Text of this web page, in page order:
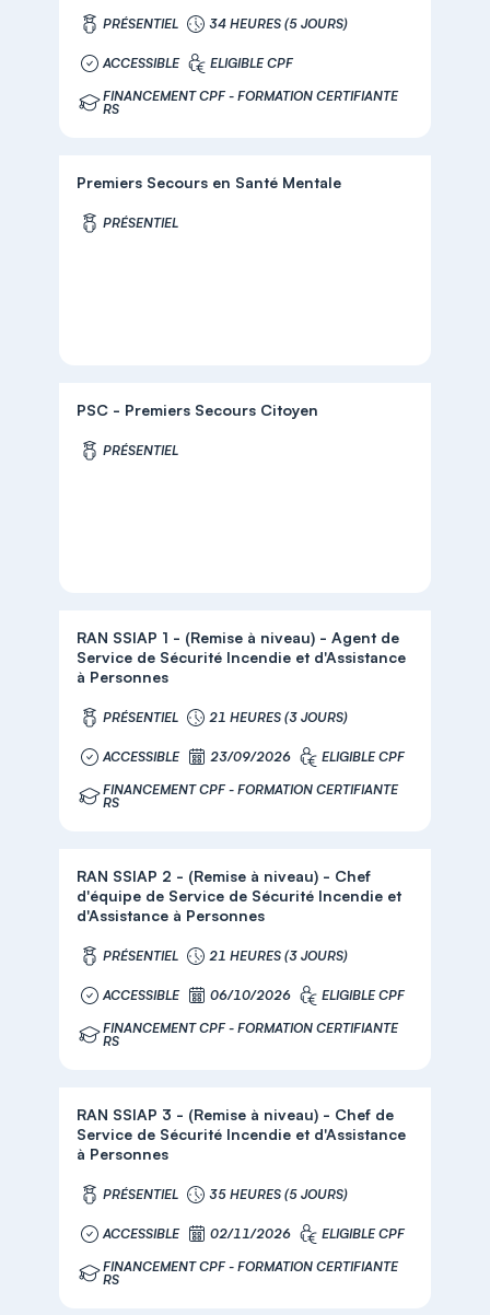
PRÉSENTIEL 34 HEURES (5 JOURS)
ACCESSIBLE
ELIGIBLE CPF
FINANCEMENT CPF - FORMATION CERTIFIANTE
RS
Premiers Secours en Santé Mentale
PRÉSENTIEL
PSC - Premiers Secours Citoyen
PRÉSENTIEL
RAN SSIAP 1 - (Remise à niveau) - Agent de
Service de Sécurité Incendie et d'Assistance
à Personnes
PRÉSENTIEL 21 HEURES (3 JOURS)
ACCESSIBLE 23/09/2026
ELIGIBLE CPF
FINANCEMENT CPF - FORMATION CERTIFIANTE
RS
RAN SSIAP 2 - (Remise à niveau) - Chef
d'équipe de Service de Sécurité Incendie et
d'Assistance à Personnes
PRÉSENTIEL 21 HEURES (3 JOURS)
ACCESSIBLE 06/10/2026
ELIGIBLE CPF
FINANCEMENT CPF - FORMATION CERTIFIANTE
RS
RAN SSIAP 3 - (Remise à niveau) - Chef de
Service de Sécurité Incendie et d'Assistance
à Personnes
PRÉSENTIEL 35 HEURES (5 JOURS)
ACCESSIBLE 02/11/2026
ELIGIBLE CPF
FINANCEMENT CPF - FORMATION CERTIFIANTE
RS